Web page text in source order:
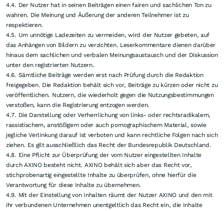
4.4. Der Nutzer hat in seinen Beiträgen einen fairen und sachlichen Ton zu
wahren. Die Meinung und Äußerung der anderen Teilnehmer ist zu
respektieren.
4.5. Um unnötige Ladezeiten zu vermeiden, wird der Nutzer gebeten, auf
das Anhängen von Bildern zu verzichten. Leserkommentare dienen darüber
hinaus dem sachlichen und verbalen Meinungsaustausch und der Diskussion
unter den registrierten Nutzern.
4.6. Sämtliche Beiträge werden erst nach Prüfung durch die Redaktion
freigegeben. Die Redaktion behält sich vor, Beiträge zu kürzen oder nicht zu
veröffentlichen. Nutzern, die wiederholt gegen die Nutzungsbestimmungen
verstoßen, kann die Registrierung entzogen werden.
4.7. Die Darstellung oder Verherrlichung von links- oder rechtsradikalem,
rassistischem, anstößigem oder auch pornographischem Material, sowie
jegliche Verlinkung darauf ist verboten und kann rechtliche Folgen nach sich
ziehen. Es gilt ausschließlich das Recht der Bundesrepublik Deutschland.
4.8. Eine Pflicht zur Überprüfung der vom Nutzer eingestellten Inhalte
durch AXINO besteht nicht. AXINO behält sich aber das Recht vor,
stichprobenartig eingestellte Inhalte zu überprüfen, ohne hierfür die
Verantwortung für diese Inhalte zu übernehmen.
4.9. Mit der Einstellung von Inhalten räumt der Nutzer AXINO und den mit
ihr verbundenen Unternehmen unentgeltlich das Recht ein, die Inhalte